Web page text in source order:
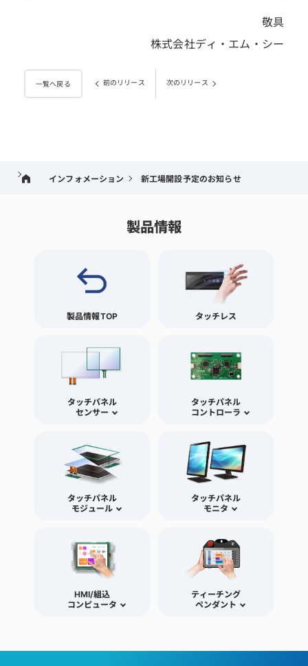
敬具
株式会社ディ・エム・シー
一覧へ戻る 前のリリース 次のリリース
インフォメーション 新工場開設予定のお知らせ
製品情報
製品情報TOP タッチレス
タッチパネル
センサー
タッチパネル
コントローラ
タッチパネル
モジュール
タッチパネル
モニタ
HMI/組込
コンピュータ
ティーチング
ペンダント